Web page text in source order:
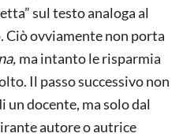
sul testo analoga al
ovviamente non porta
ma intanto le risparmia
Il passo successivo non
un docente, ma solo dal
autore o autrice